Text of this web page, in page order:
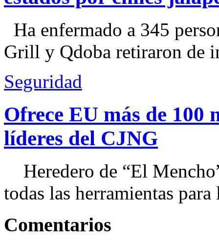
Ha enfermado a 345
Grill y Qdoba retiraron de
Seguridad
Ofrece EU más de 100
líderes del CJNG
Heredero de “El
todas las herramientas
Comentarios